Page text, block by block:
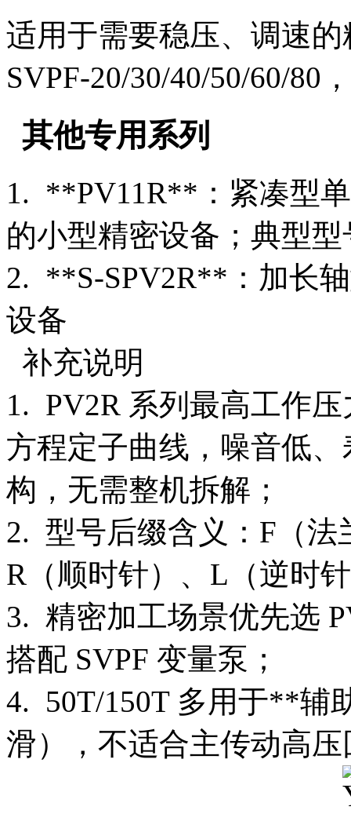
适用于需要稳压、调速
SVPF-20/30/40/50/60/80
其他专用系列
1. **PV11R**：紧凑型
的小型精密设备；典型型
2. **S-SPV2R**：加长
设备
补充说明
1. PV2R 系列最高工作
方程定子曲线，噪音低
构，无需整机拆解；
2. 型号后缀含义：F（
R（顺时针）、L（逆时
3. 精密加工场景优先选
搭配 SVPF 变量泵；
4. 50T/150T 多用于**辅
滑），不适合主传动高压